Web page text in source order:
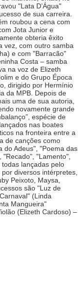
"Lata D’Água"
de sua carreira.
roubou a cena com
Jota Junior e
obteria êxito
vez, com outro samba
e com "Barracão"
Costa – samba
na voz de Elizeth
e do Grupo Época
dirigido por Hermínio
da MPB. Depois de
uma de sua autoria,
novamente grande
espécie de
nas boates
na fronteira entre a
de canções como
do Adeus", "Poema das
"Lamento",
lançadas pelo
diversos intérpretes,
Peixoto, Maysa,
são "Luz de
(Linda
Mangueira"
(Elizeth Cardoso) –